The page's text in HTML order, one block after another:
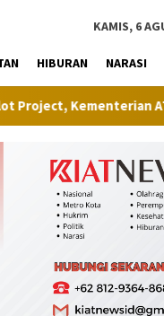
KAMIS, 6
HIBURAN NARASI
ATR/BPN Uji Coba